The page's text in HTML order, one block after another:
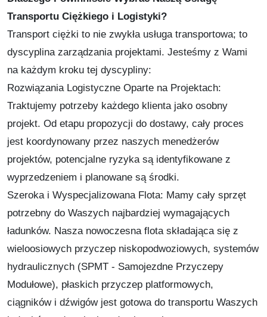
Transportu Ciężkiego i Logistyki?
Transport ciężki to nie zwykła usługa transportowa; to
dyscyplina zarządzania projektami. Jesteśmy z Wami
na każdym kroku tej dyscypliny:
Rozwiązania Logistyczne Oparte na Projektach:
Traktujemy potrzeby każdego klienta jako osobny
projekt. Od etapu propozycji do dostawy, cały proces
jest koordynowany przez naszych menedżerów
projektów, potencjalne ryzyka są identyfikowane z
wyprzedzeniem i planowane są środki.
Szeroka i Wyspecjalizowana Flota: Mamy cały sprzęt
potrzebny do Waszych najbardziej wymagających
ładunków. Nasza nowoczesna flota składająca się z
wieloosiowych przyczep niskopodwoziowych, systemów
hydraulicznych (SPMT - Samojezdne Przyczepy
Modułowe), płaskich przyczep platformowych,
ciągników i dźwigów jest gotowa do transportu Waszych